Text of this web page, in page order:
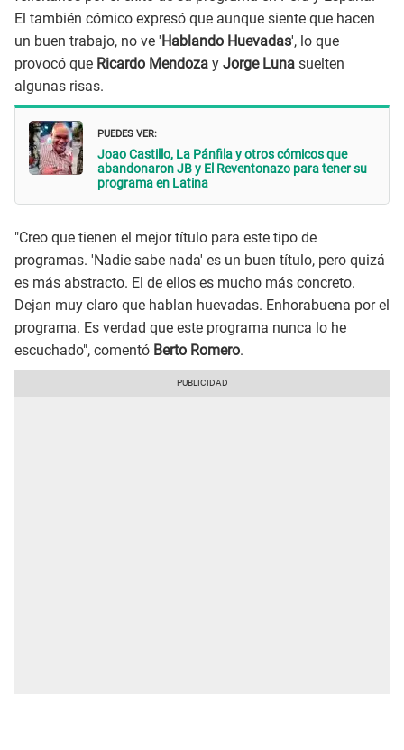
El también cómico expresó que aunque siente que hacen
un buen trabajo, no ve 'Hablando Huevadas', lo que
provocó que Ricardo Mendoza y Jorge Luna suelten
algunas risas.
PUEDES VER:
Joao Castillo, La Pánfila y otros cómicos que
abandonaron JB y El Reventonazo para tener su
programa en Latina
"Creo que tienen el mejor título para este tipo de
programas. 'Nadie sabe nada' es un buen título, pero quizá
es más abstracto. El de ellos es mucho más concreto.
Dejan muy claro que hablan huevadas. Enhorabuena por el
programa. Es verdad que este programa nunca lo he
escuchado", comentó Berto Romero.